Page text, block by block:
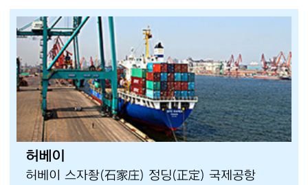
허베이
허베이 스자좡(石家庄) 정딩(正定) 국제공항